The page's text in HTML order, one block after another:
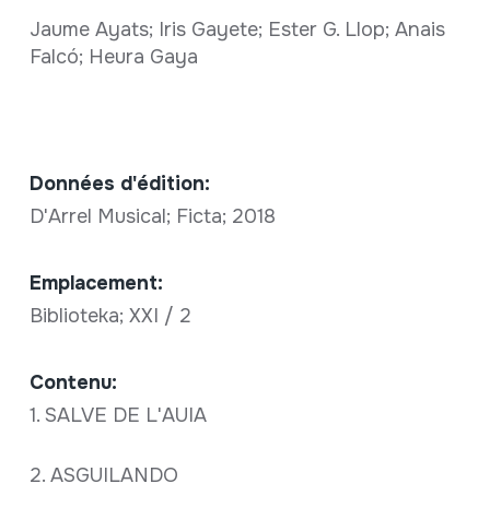
Jaume Ayats; Iris Gayete; Ester G. Llop; Anais
Falcó; Heura Gaya
Données d'édition:
D'Arrel Musical; Ficta; 2018
Emplacement:
Biblioteka; XXI / 2
Contenu:
1. SALVE DE L'AUIA
2. ASGUILANDO